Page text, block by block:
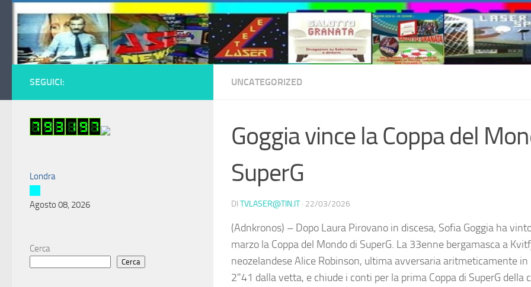
Salta al contenuto
UNCATEGORIZED
Goggia vince la Coppa del
SuperG
DI TVLASER@TIN.IT · 22/03/2026
(Adnkronos) – Dopo Laura Pirovano in discesa, Sofia Goggia ha
marzo la Coppa del Mondo di SuperG. La 33enne bergamasca a
neozelandese Alice Robinson, ultima avversaria aritmeticamente
2"41 dalla vetta, e chiude i conti per la prima Coppa di SuperG della
SEGUICI:
Londra
Agosto 08, 2026
Cerca
Cerca